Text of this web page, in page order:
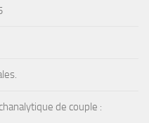
de couple :